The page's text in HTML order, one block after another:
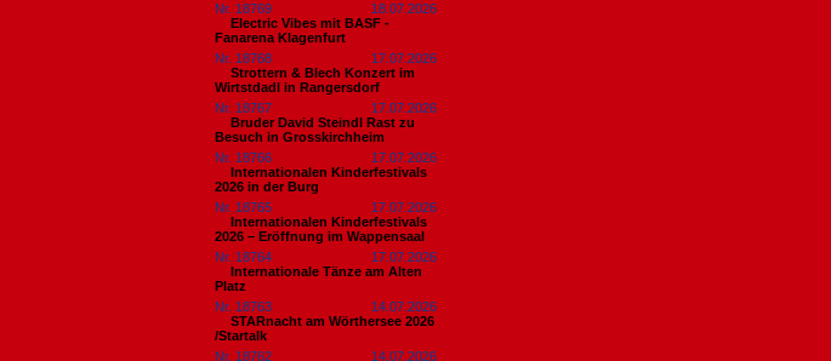
Nr. 18769
18.07.2026
Electric Vibes mit BASF -
Fanarena Klagenfurt
Nr. 18768
17.07.2026
Strottern & Blech Konzert im
Wirtstdadl in Rangersdorf
Nr. 18767
17.07.2026
Bruder David Steindl Rast zu
Besuch in Grosskirchheim
Nr. 18766
17.07.2026
Internationalen Kinderfestivals
2026 in der Burg
Nr. 18765
17.07.2026
Internationalen Kinderfestivals
2026 – Eröffnung im Wappensaal
Nr. 18764
17.07.2026
Internationale Tänze am Alten
Platz
Nr. 18763
14.07.2026
STARnacht am Wörthersee 2026
/Startalk
Nr. 18762
14.07.2026